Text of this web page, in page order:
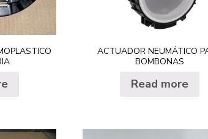
ACTUADOR NEUMÁTICO
BOMBONAS
Read more